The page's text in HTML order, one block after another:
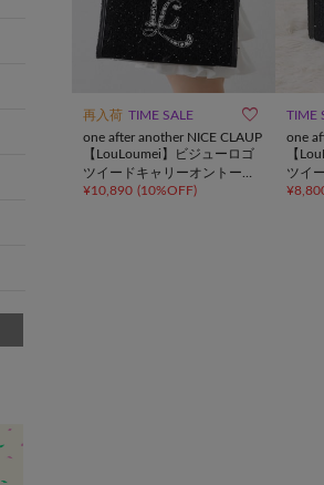
再入荷 TIME SALE 
one after another NICE CLAUP
【LouLoumei】ビジューロゴ
ツイードキャリーオントー
ト/推し活
¥10,890 (10%OFF)
TIME
one
【
ツイ
¥